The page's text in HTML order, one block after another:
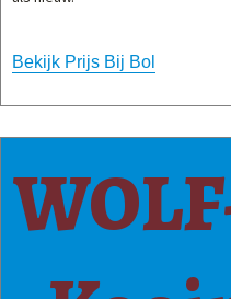
Bekijk Prijs Bij Bol